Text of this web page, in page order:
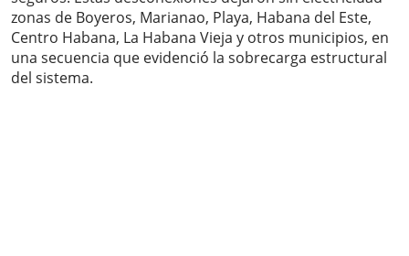
zonas de Boyeros, Marianao, Playa, Habana del Este,
Centro Habana, La Habana Vieja y otros municipios, en
una secuencia que evidenció la sobrecarga estructural
del sistema.